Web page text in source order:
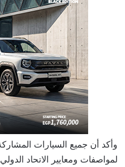
وأكد أن جميع السيارات
لمواصفات ومعايير الاتحاد